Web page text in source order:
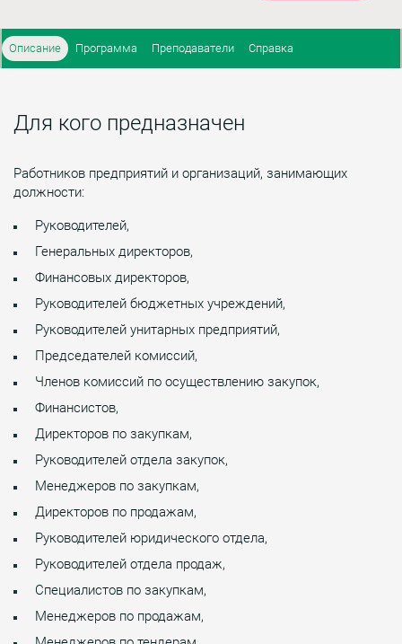
Описание Программа Преподаватели Справка
Для кого предназначен
Работников предприятий и организаций, занимающих
должности:
Руководителей,
Генеральных директоров,
Финансовых директоров,
Руководителей бюджетных учреждений,
Руководителей унитарных предприятий,
Председателей комиссий,
Членов комиссий по осуществлению закупок,
Финансистов,
Директоров по закупкам,
Руководителей отдела закупок,
Менеджеров по закупкам,
Директоров по продажам,
Руководителей юридического отдела,
Руководителей отдела продаж,
Специалистов по закупкам,
Менеджеров по продажам,